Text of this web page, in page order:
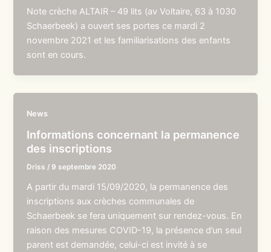
Note crèche ALTAIR – 49 lits (av Voltaire, 63 à 1030
Schaerbeek) a ouvert ses portes ce mardi 2
novembre 2021 et les familiarisations des enfants
sont en cours.
News
Informations concernant la permanence
des inscriptions
Driss / 9 septembre 2020
A partir du mardi 15/09/2020, la permanence des
inscriptions aux crèches communales de
Schaerbeek se fera uniquement sur rendez-vous. En
raison des mesures COVID-19, la présence d’un seul
parent est demandée, celui-ci est invité à se